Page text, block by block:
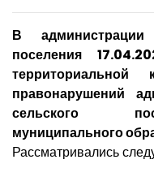
В администрации
поселения
правонарушений
сельского
муниципального
Рассматривались